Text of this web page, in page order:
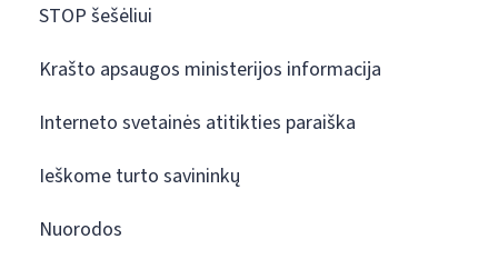
STOP šešėliui
Krašto apsaugos ministerijos informacija
Interneto svetainės atitikties paraiška
Ieškome turto savininkų
Nuorodos